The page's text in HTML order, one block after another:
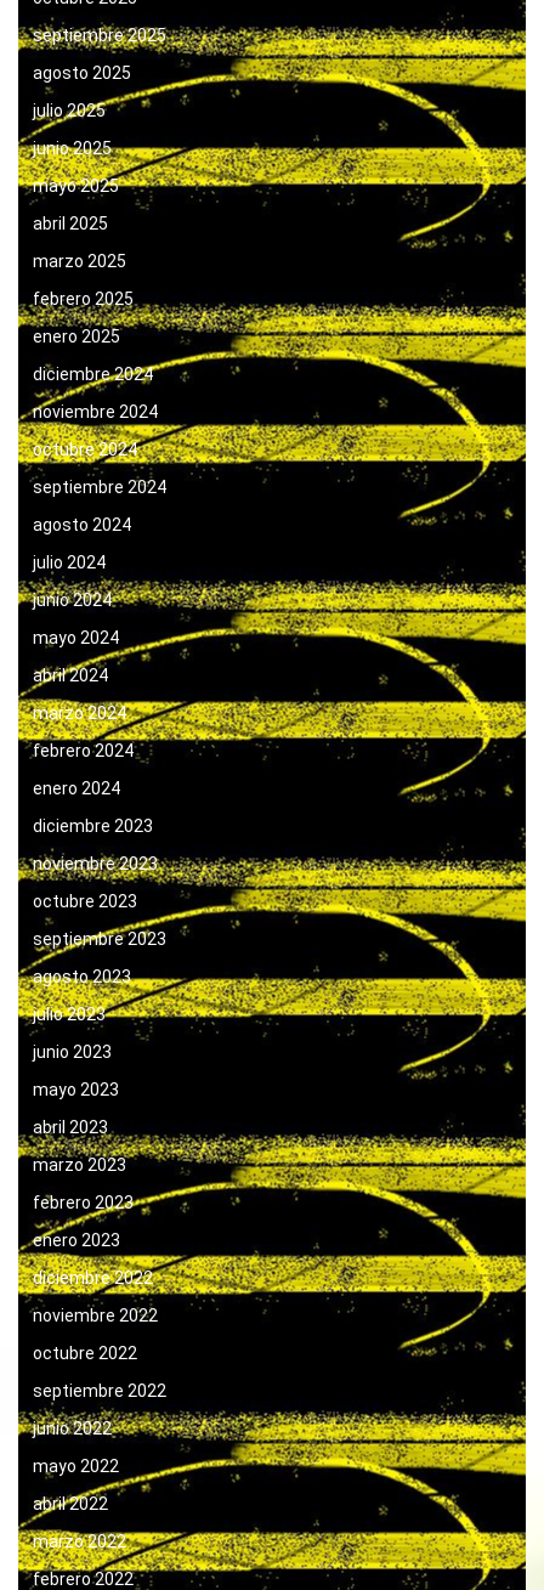
septiembre 2025
agosto 2025
julio 2025
junio 2025
mayo 2025
abril 2025
marzo 2025
febrero 2025
enero 2025
diciembre 2024
noviembre 2024
octubre 2024
septiembre 2024
agosto 2024
julio 2024
junio 2024
mayo 2024
abril 2024
marzo 2024
febrero 2024
enero 2024
diciembre 2023
noviembre 2023
octubre 2023
septiembre 2023
agosto 2023
julio 2023
junio 2023
mayo 2023
abril 2023
marzo 2023
febrero 2023
enero 2023
diciembre 2022
noviembre 2022
octubre 2022
septiembre 2022
junio 2022
mayo 2022
abril 2022
marzo 2022
febrero 2022